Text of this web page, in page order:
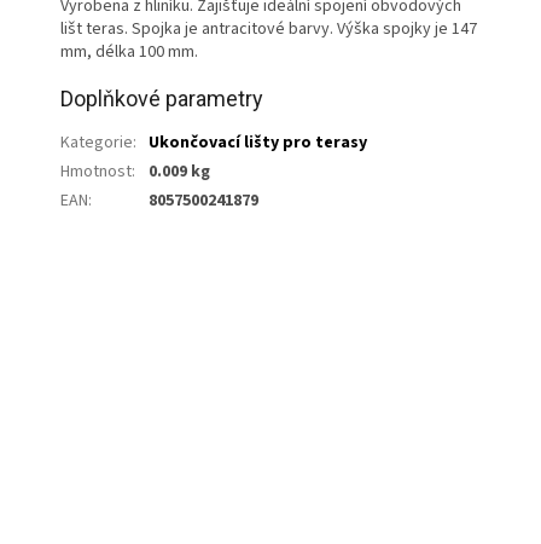
Vyrobena z hliníku. Zajišťuje ideální spojení obvodových
lišt teras. Spojka je antracitové barvy. Výška spojky je 147
mm, délka 100 mm.
Doplňkové parametry
Kategorie: Ukončovací lišty pro terasy
Hmotnost:
0.009 kg
EAN: 8057500241879